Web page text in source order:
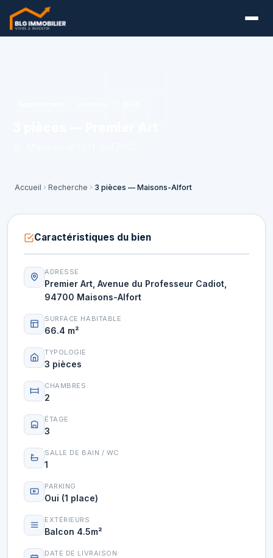
Accueil Recherche 3 pièces — Maisons-Alfort
Caractéristiques du bien
ADRESSE
Premier Art, Avenue du Professeur Cadiot,
94700 Maisons-Alfort
SURFACE HABITABLE
66.4 m²
TYPOLOGIE
3 pièces
CHAMBRES
2
ÉTAGE
3
SALLE DE BAIN / WC
1
PARKING
Oui (1 place)
EXTÉRIEURS
Balcon 4.5m²
DATE DE LIVRAISON